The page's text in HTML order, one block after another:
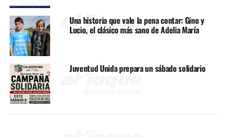
Una historia que vale la pena contar: Gino y
Lucio, el clásico más sano de Adelia María
Juventud Unida prepara un sábado solidario